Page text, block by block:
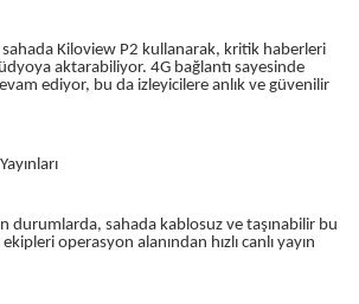
Kiloview P2 kullanarak, kritik haberleri
aktarabiliyor. 4G bağlantı sayesinde
ediyor, bu da izleyicilere anlık ve güvenilir
durumlarda, sahada kablosuz ve taşınabilir bu
operasyon alanından hızlı canlı yayın